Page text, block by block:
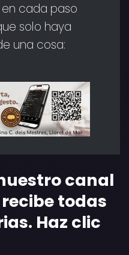
cada paso
solo haya
una cosa:
canal
todas
Haz clic